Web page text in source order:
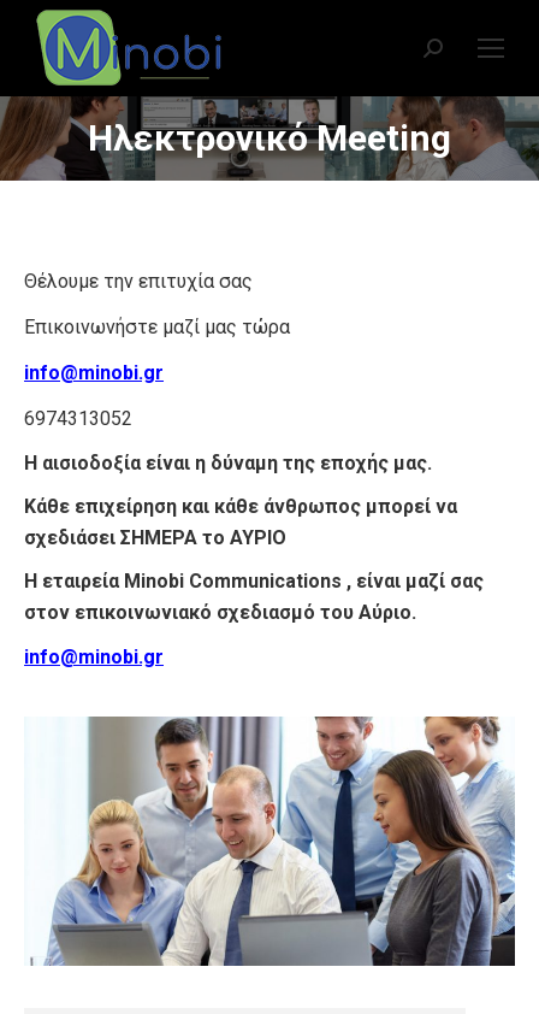
Search:
Ηλεκτρονικό Meeting
You are here:
Θέλουμε την επιτυχία σας
Επικοινωνήστε μαζί μας τώρα
info@minobi.gr
6974313052
Η αισιοδοξία είναι η δύναμη της εποχής μας.
Κάθε επιχείρηση και κάθε άνθρωπος μπορεί να
σχεδιάσει ΣΗΜΕΡΑ το ΑΥΡΙΟ
Η εταιρεία Minobi Communications , είναι μαζί σας
στον επικοινωνιακό σχεδιασμό του Αύριο.
info@minobi.gr